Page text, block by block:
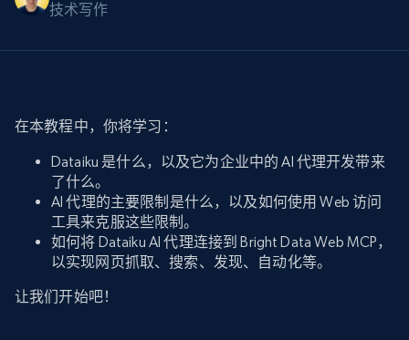
技术写作
在本教程中，你将学习：
Dataiku 是什么，以及它为企业中的 AI 代理开发带来
了什么。
AI 代理的主要限制是什么，以及如何使用 Web 访问
工具来克服这些限制。
如何将 Dataiku AI 代理连接到 Bright Data Web MCP，
以实现网页抓取、搜索、发现、自动化等。
让我们开始吧！